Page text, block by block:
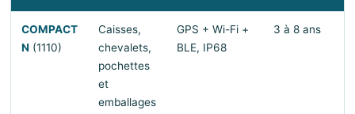
COMPACT
N (1110)
Caisses,
chevalets,
pochettes
et
emballages
GPS + Wi-Fi +
BLE, IP68
3 à 8 ans